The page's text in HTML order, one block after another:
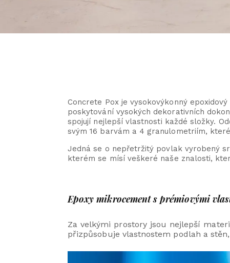
Concrete Pox je vysokovýkonný
poskytování vysokých dekorativních
spojují nejlepší vlastnosti každé složky.
svým 16 barvám a 4 granulometriím,
Jedná se o nepřetržitý povlak vyrobený
kterém se mísí veškeré naše znalosti,
Epoxy mikrocement s prémiovými
Za velkými prostory jsou nejlepší
přizpůsobuje vlastnostem podlah a